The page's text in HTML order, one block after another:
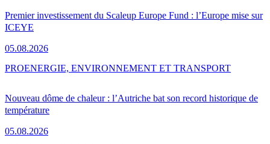
Premier investissement du Scaleup Europe Fund : l’Europe mise sur
ICEYE
05.08.2026
Nouveau dôme de chaleur : l’Autriche bat son record historique de
température
05.08.2026
PROENERGIE, ENVIRONNEMENT ET TRANSPORT